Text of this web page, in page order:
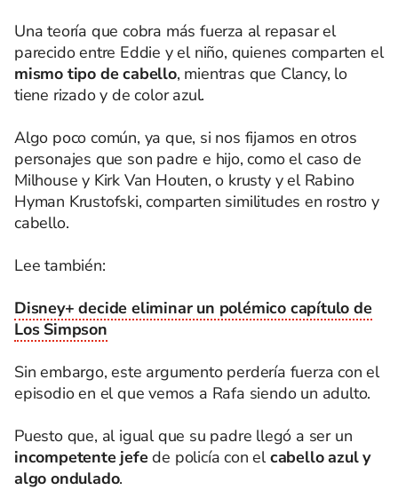
Una teoría que cobra más fuerza al repasar el
parecido entre Eddie y el niño, quienes comparten el
mismo tipo de cabello, mientras que Clancy, lo
tiene rizado y de color azul.
Algo poco común, ya que, si nos fijamos en otros
personajes que son padre e hijo, como el caso de
Milhouse y Kirk Van Houten, o krusty y el Rabino
Hyman Krustofski, comparten similitudes en rostro y
cabello.
Lee también:
Disney+ decide eliminar un polémico capítulo de
Los Simpson
Sin embargo, este argumento perdería fuerza con el
episodio en el que vemos a Rafa siendo un adulto.
Puesto que, al igual que su padre llegó a ser un
incompetente jefede policía con elcabello azul y
algo ondulado.